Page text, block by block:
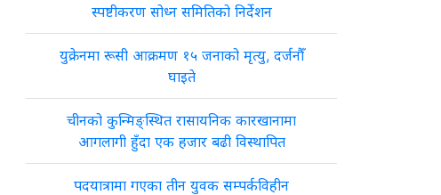
स्पष्टीकरण सोध्न समितिको निर्देशन
युक्रेनमा रूसी आक्रमण १५ जनाको मृत्यु, दर्जनौँ
घाइते
चीनको कुन्मिङ्स्थित रासायनिक कारखानामा
आगलागी हुँदा एक हजार बढी विस्थापित
पदयात्रामा गएका तीन युवक सम्पर्कविहीन